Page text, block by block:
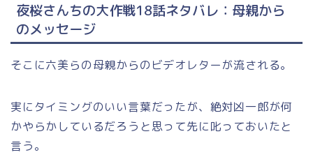
夜桜さんちの大作戦18話ネタバレ：母親から
のメッセージ
そこに六美らの母親からのビデオレターが流される。
実にタイミングのいい言葉だったが、絶対凶一郎が何
かやらかしているだろうと思って先に叱っておいたと
言う。